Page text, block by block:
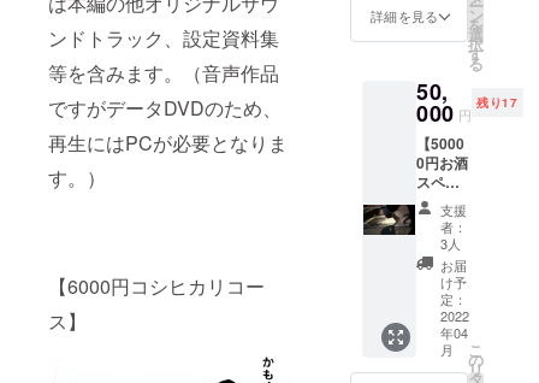
ンドトラック、設定資料集
等を含みます。（音声作品
ですがデータDVDのため、
再生にはPCが必要となりま
す。）
【6000円コシヒカリコー
ス】
（ラベ
ルのデ
は仮の
もので
す。都
合によ
り変更
になる
場合が
ござい
ますの
でご了
承くだ
い。）
ド用url
をメー
る予定
です) ・
上記の
内容全
部に加
えて、
水谷酒
造の代
表銘柄
「千
瓢」の
ロゴ入
りオリ
ジナルT
シャツ1
ます。
参加料
致しま
す。な
お、
パー
ティは
新型コ
ロナウ
イルス
の情勢
によ
り、実
施しな
い場合
がござ
いま
完成ま
による
零号試
写会及
び試写
会後の
パー
ティ参
加権
（日時
未定・
場所は
名古屋
市又は
近郊に
て行い
もので
ず備考
欄にご
希望の
お名前
をご記
入くだ
さい。
） ・
メール
による
活動報
告及び
メッ
セージ
動画等
ご購入
いただ
けませ
エンド
ロール
に「特
別協
力」と
してお
名前を
記載
（公序
良俗に
反しな
いも
の・機
種依存
文字等
でない
詳細を見る ー
ン
を
選
択
す
る
50,
000 円
残り17
【5000
0円お酒
スペ
シャル
コー
ス】 ※
リター
ンに酒
類を含
むた
め、未
成年者
の方は
支援
者：
3人
お届
け予
定：
2022
年04
月
こ
の
リ